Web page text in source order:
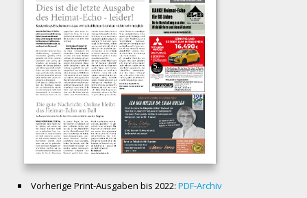
Vorherige Print-Ausgaben bis 2022: PDF-Archiv